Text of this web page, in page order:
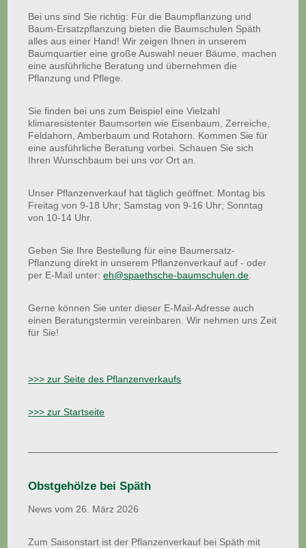
Bei uns sind Sie richtig: Für die Baumpflanzung und
Baum-Ersatzpflanzung bieten die Baumschulen Späth
alles aus einer Hand! Wir zeigen Ihnen in unserem
Baumquartier eine große Auswahl neuer Bäume, machen
eine ausführliche Beratung und übernehmen die
Pflanzung und Pflege.
Sie finden bei uns zum Beispiel eine Vielzahl
klimaresistenter Baumsorten wie Eisenbaum, Zerreiche,
Feldahorn, Amberbaum und Rotahorn. Kommen Sie für
eine ausführliche Beratung vorbei. Schauen Sie sich
Ihren Wunschbaum bei uns vor Ort an.
Unser Pflanzenverkauf hat täglich geöffnet: Montag bis
Freitag von 9-18 Uhr; Samstag von 9-16 Uhr; Sonntag
von 10-14 Uhr.
Geben Sie Ihre Bestellung für eine Baumersatz-
Pflanzung direkt in unserem Pflanzenverkauf auf - oder
per E-Mail unter:eh@spaethsche-baumschulen.de
Gerne können Sie unter dieser E-Mail-Adresse auch
einen Beratungstermin vereinbaren. Wir nehmen uns Zeit
für Sie!
>>> zur Seite des Pflanzenverkaufs
>>> zur Startseite
Obstgehölze bei Späth
News vom 26. März 2026
Zum Saisonstart ist der Pflanzenverkauf bei Späth mit